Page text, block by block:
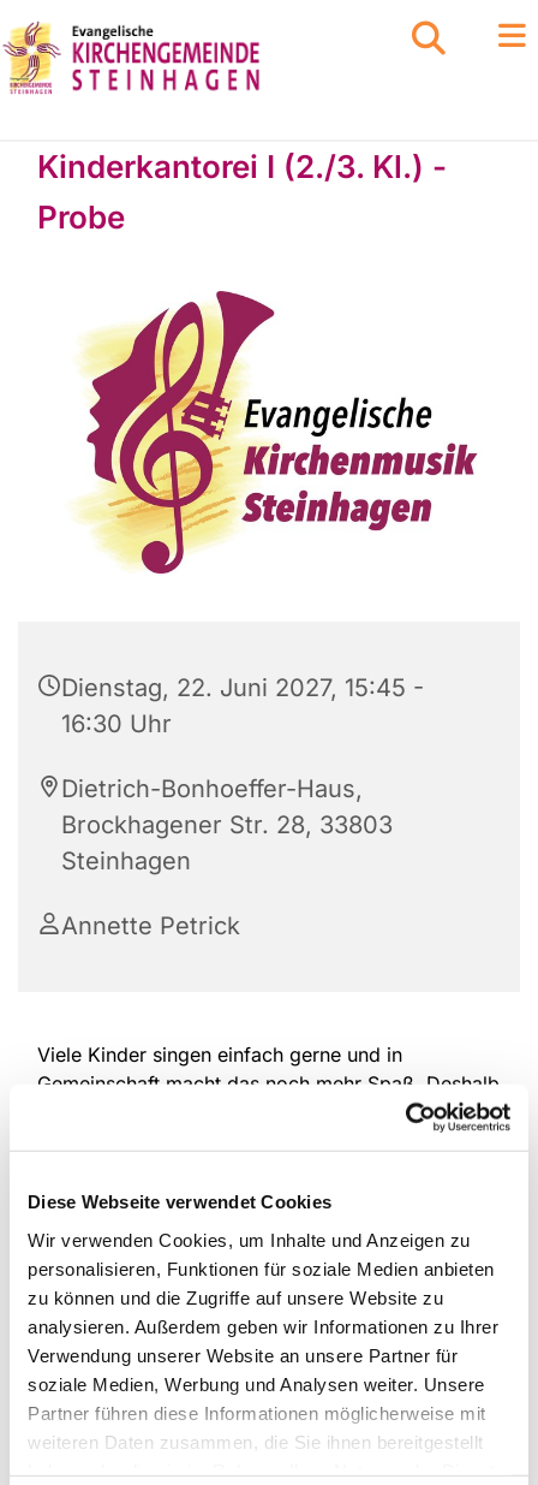
Diese Webseite verwendet Cookies
Wir verwenden Cookies, um Inhalte und Anzeigen zu
personalisieren, Funktionen für soziale Medien anbieten
zu können und die Zugriffe auf unsere Website zu
analysieren. Außerdem geben wir Informationen zu Ihrer
Verwendung unserer Website an unsere Partner für
soziale Medien, Werbung und Analysen weiter. Unsere
Partner führen diese Informationen möglicherweise mit
weiteren Daten zusammen, die Sie ihnen bereitgestellt
Kinderkantorei I (2./3. Kl.) -
Probe
Dienstag, 22. Juni 2027, 15:45 -
16:30 Uhr
Dietrich-Bonhoeffer-Haus,
Brockhagener Str. 28, 33803
Steinhagen
Annette Petrick
Viele Kinder singen einfach gerne und in
Gemeinschaft macht das noch mehr Spaß. Deshalb
treffen sich die drei Kinderchorgruppen unserer
Lieder, die kindgemäß und spielerisch eingeführt
werden, aber auch die Bewegung kommt nicht zu
kurz und manchmal erklingen auch Instrumente.
An Schultagen
Anette Petrick, Tel. 0151 / 72 14 02 57
Mail: petrick@kirche-steinhagen.de